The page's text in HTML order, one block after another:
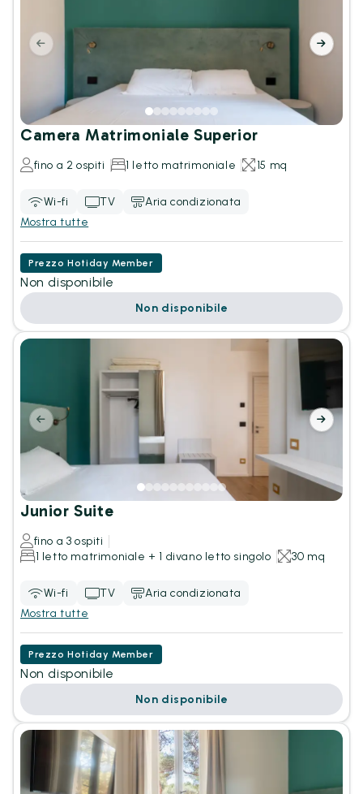
Camera Matrimoniale Superior
fino a 2 ospiti 1 letto matrimoniale 15 mq
Wi-fi TV
Aria condizionata
Mostra tutte
Prezzo Hotiday Member
Non disponibile
Non disponibile
Junior Suite
fino a 3 ospiti
1 letto matrimoniale + 1 divano letto singolo
30 mq
Wi-fi TV
Aria condizionata
Mostra tutte
Prezzo Hotiday Member
Non disponibile
Non disponibile